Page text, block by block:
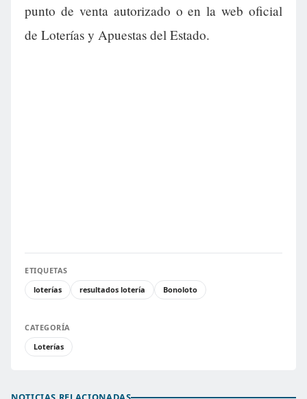
punto de venta autorizado o en la web oficial
de Loterías y Apuestas del Estado.
ETIQUETAS
loterías
resultados lotería Bonoloto
CATEGORÍA
Loterías